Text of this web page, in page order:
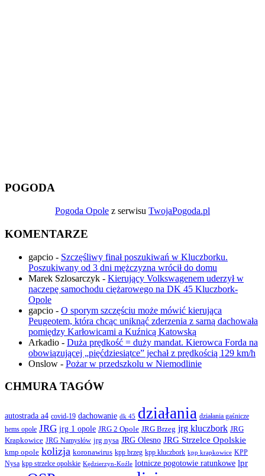
POGODA
Pogoda Opole z serwisu TwojaPogoda.pl
KOMENTARZE
gapcio - Szczęśliwy finał poszukiwań w Kluczborku.
Poszukiwany od 3 dni mężczyzna wrócił do domu
Marek Szlosarczyk - Kierujący Volkswagenem uderzył w
naczepę samochodu ciężarowego na DK 45 Kluczbork-
Opole
gapcio - O sporym szczęściu może mówić kierująca
Peugeotem, która chcąc uniknąć zderzenia z sarną dachowała
pomiędzy Karłowicami a Kuźnicą Katowską
Arkadio - Duża prędkość = duży mandat. Kierowca Forda na
obowiązującej „pięćdziesiątce” jechał z prędkością 129 km/h
Onslow - Pożar w przedszkolu w Niemodlinie
CHMURA TAGÓW
autostrada a4 covid-19 dachowanie dk 45 działania działania gaśnicze
hems opole JRG jrg 1 opole JRG 2 Opole JRG Brzeg jrg kluczbork JRG
Krapkowice JRG Namysłów jrg nysa JRG Olesno JRG Strzelce Opolskie
kmp opole kolizja koronawirus kpp brzeg kpp kluczbork kpp krapkowice KPP
Nysa kpp strzelce opolskie Kędzierzyn-Koźle lotnicze pogotowie ratunkowe lpr